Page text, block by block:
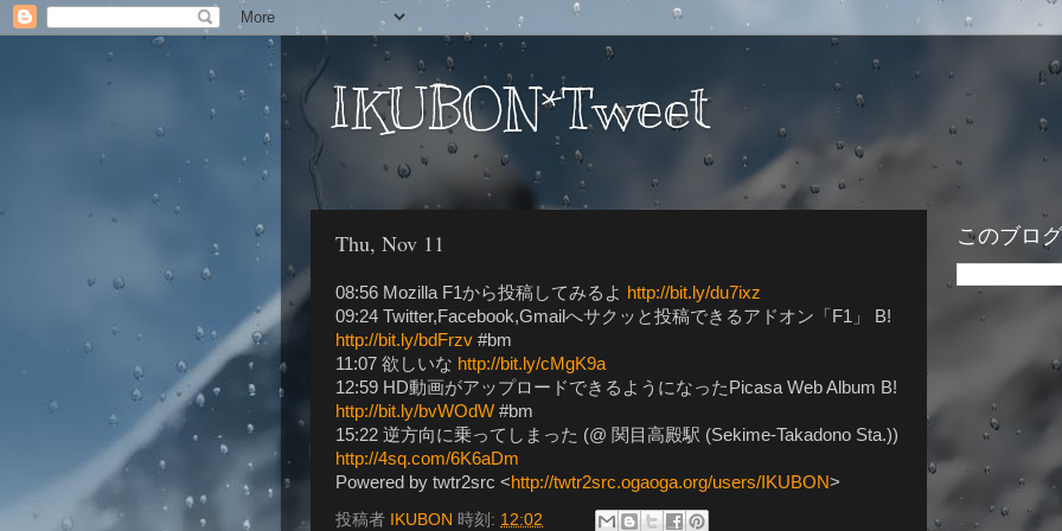
IKUBON*Tweet
Thu, Nov 11
08:56 Mozilla F1から投稿してみるよ http://bit.ly/du7ixz
09:24 Twitter,Facebook,Gmailへサクッと投稿できるアドオン「F1」 B!
http://bit.ly/bdFrzv #bm
11:07 欲しいな http://bit.ly/cMgK9a
12:59 HD動画がアップロードできるようになったPicasa Web Album B!
http://bit.ly/bvWOdW #bm
15:22 逆方向に乗ってしまった (@ 関目高殿駅 (Sekime-Takadono Sta.))
http://4sq.com/6K6aDm
Powered by twtr2src <http://twtr2src.ogaoga.org/users/IKUBON>
投稿者 IKUBON 時刻: 12:02
このブロ